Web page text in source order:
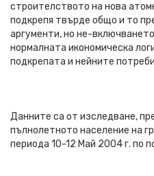
строителството на нова
подкрепя твърде общо и то
аргументи, но не-
нормалната икономическа
подкрепата и нейните
Данните са от изследване,
пълнолетното население на
периода 10-12 Май 2004 г. по